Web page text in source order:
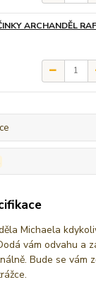
ARCHANDĚL
Michaela
vám odvahu a
Bude se vám